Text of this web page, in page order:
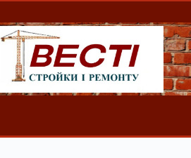
Перейти
вмісту